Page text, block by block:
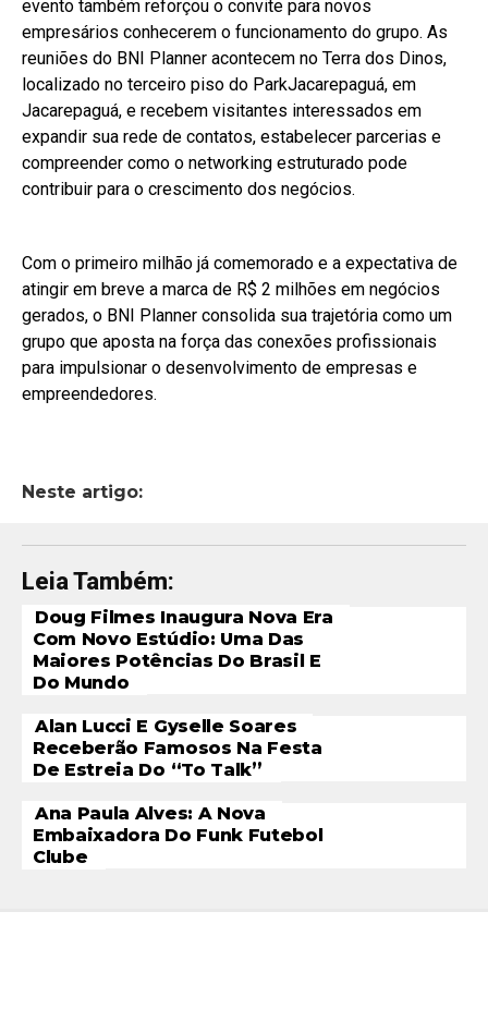
evento também reforçou o convite para novos
empresários conhecerem o funcionamento do grupo. As
reuniões do BNI Planner acontecem no Terra dos Dinos,
localizado no terceiro piso do ParkJacarepaguá, em
Jacarepaguá, e recebem visitantes interessados em
expandir sua rede de contatos, estabelecer parcerias e
compreender como o networking estruturado pode
contribuir para o crescimento dos negócios.
Com o primeiro milhão já comemorado e a expectativa de
atingir em breve a marca de R$ 2 milhões em negócios
gerados, o BNI Planner consolida sua trajetória como um
grupo que aposta na força das conexões profissionais
para impulsionar o desenvolvimento de empresas e
empreendedores.
Neste artigo:
Leia Também:
Doug Filmes Inaugura Nova Era
Com Novo Estúdio: Uma Das
Maiores Potências Do Brasil E
Do Mundo
Alan Lucci E Gyselle Soares
Receberão Famosos Na Festa
De Estreia Do “To Talk”
Ana Paula Alves: A Nova
Embaixadora Do Funk Futebol
Clube